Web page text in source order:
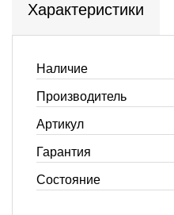
Характеристики
Наличие
Производитель
Артикул
Гарантия
Состояние